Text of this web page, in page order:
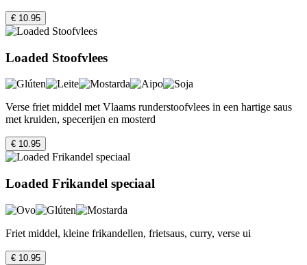
€ 10.95
Loaded Stoofvlees
Verse friet middel met Vlaams runderstoofvlees in een hartige saus
met kruiden, specerijen en mosterd
€ 10.95
Loaded Frikandel speciaal
Friet middel, kleine frikandellen, frietsaus, curry, verse ui
€ 10.95